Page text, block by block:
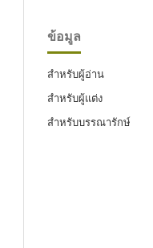
ข้อมูล
สำหรับผู้อ่าน
สำหรับผู้แต่ง
สำหรับบรรณารักษ์